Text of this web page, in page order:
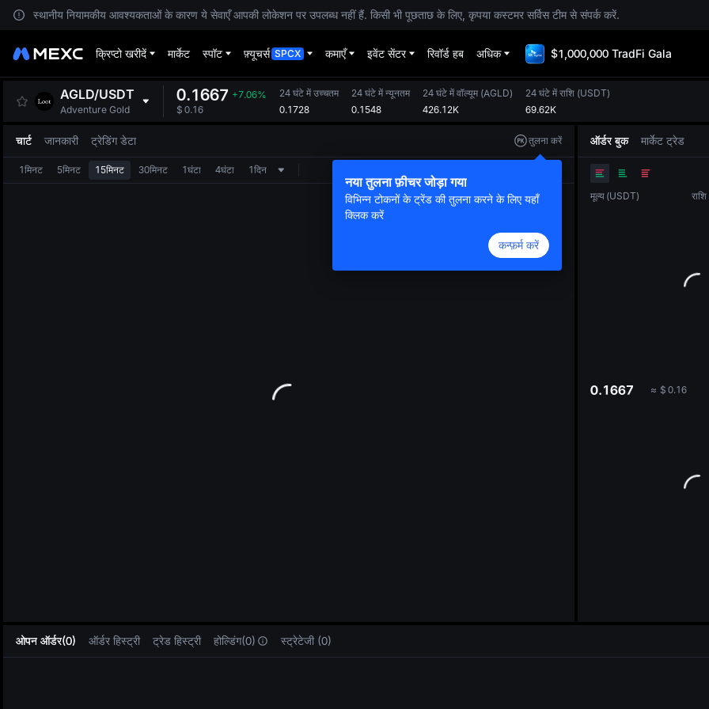
स्थानीय नियामकीय आवश्यकताओं के कारण ये सेवाएँ आपकी लोकेशन पर उपलब्ध नहीं हैं. किसी भी पूछताछ के लिए, कृपया कस्टमर सर्विस टीम से संपर्क करें.
क्रिप्टो खरीदें मार्केट स्पॉट फ़्यूचर्स SPCX कमाएँ इवेंट सेंटर रिवॉर्ड हब अधिक $1,000,000 TradFi Gala
AGLD/USDT
Adventure Gold
0.1667 +7.06%
$ 0.16
24 घंटे में उच्चतम
0.1728
24 घंटे में न्यूनतम
0.1548
24 घंटे में वॉल्यूम(AGLD)
426.12K
24 घंटे में राशि (USDT)
69.62K
चार्ट जानकारी ट्रेडिंग डेटा तुलना करें
नया तुलना फ़ीचर जोड़ा गया
विभिन्न टोकनों के ट्रेंड की तुलना करने के लिए यहाँ
क्लिक करें
कन्फ़र्म करें
1मिनट 5मिनट 15मिनट 30मिनट 1घंटा 4घंटा 1दिन
ऑर्डर बुक मार्केट ट्रेड
मूल्य (USDT) राशि
0.1667 ≈ $ 0.16
ओपन ऑर्डर(0) ऑर्डर हिस्ट्री ट्रेड हिस्ट्री होल्डिंग(0) स्ट्रेटेजी (0)